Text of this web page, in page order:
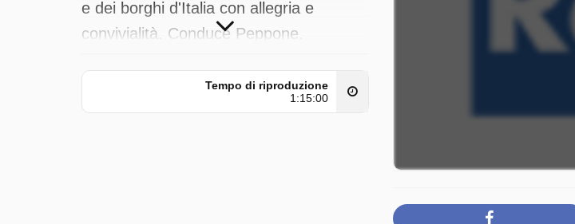
e dei borghi d'Italia con allegria e
convivialità. Conduce Peppone.
Camper Osteria Italia è trasmesso da
Rai 1 il martedì 2 giugno 2026 alle ore
Tempo di riproduzione
1:15:00